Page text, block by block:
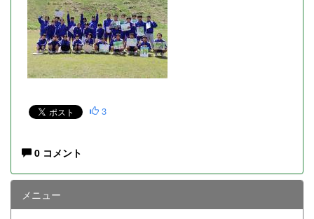
3
0 コメント
メニュー